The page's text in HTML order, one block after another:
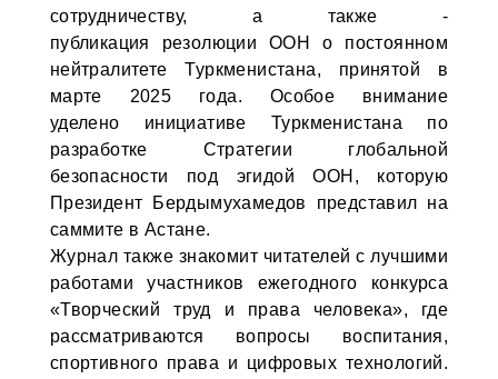
сотрудничеству, а также -
публикация резолюции ООН о постоянном
нейтралитете Туркменистана, принятой в
марте 2025 года. Особое внимание
уделено инициативе Туркменистана по
разработке Стратегии глобальной
безопасности под эгидой ООН, которую
Президент Бердымухамедов представил на
саммите в Астане.
Журнал также знакомит читателей с лучшими
работами участников ежегодного конкурса
«Творческий труд и права человека», где
рассматриваются вопросы воспитания,
спортивного права и цифровых технологий.